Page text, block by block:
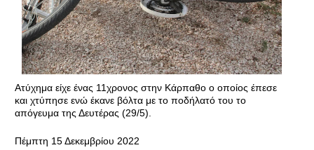
Ατύχημα είχε ένας 11χρονος στην Κάρπαθο ο οποίος έπεσε
και χτύπησε ενώ έκανε βόλτα με το ποδήλατό του το
απόγευμα της Δευτέρας (29/5).
Πέμπτη 15 Δεκεμβρίου 2022